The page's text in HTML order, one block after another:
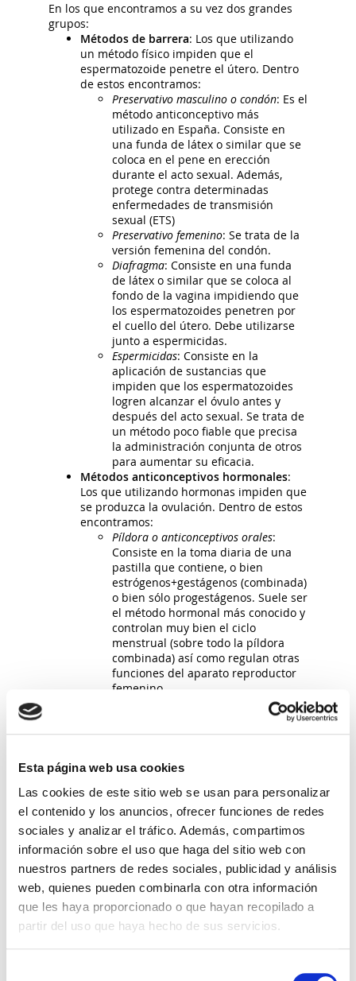
Esta página web usa cookies
Las cookies de este sitio web se usan para personalizar
el contenido y los anuncios, ofrecer funciones de redes
sociales y analizar el tráfico. Además, compartimos
información sobre el uso que haga del sitio web con
nuestros partners de redes sociales, publicidad y análisis
web, quienes pueden combinarla con otra información
que les haya proporcionado o que hayan recopilado a
partir del uso que haya hecho de sus servicios.
En los que encontramos a su vez dos grandes
grupos:
Métodos de barrera: Los que utilizando
un método físico impiden que el
espermatozoide penetre el útero. Dentro
de estos encontramos:
Preservativo masculino o condón: Es el
método anticonceptivo más
utilizado en España. Consiste en
una funda de látex o similar que se
coloca en el pene en erección
durante el acto sexual. Además,
protege contra determinadas
enfermedades de transmisión
sexual (ETS)
Preservativo femenino: Se trata de la
versión femenina del condón.
Diafragma: Consiste en una funda
de látex o similar que se coloca al
fondo de la vagina impidiendo que
los espermatozoides penetren por
el cuello del útero. Debe utilizarse
junto a espermicidas.
Espermicidas: Consiste en la
aplicación de sustancias que
impiden que los espermatozoides
logren alcanzar el óvulo antes y
después del acto sexual. Se trata de
un método poco fiable que precisa
la administración conjunta de otros
para aumentar su eficacia.
Métodos anticonceptivos hormonales:
Los que utilizando hormonas impiden que
se produzca la ovulación. Dentro de estos
encontramos:
Píldora o anticonceptivos orales:
Consiste en la toma diaria de una
pastilla que contiene, o bien
estrógenos+gestágenos (combinada)
o bien sólo progestágenos. Suele ser
el método hormonal más conocido y
controlan muy bien el ciclo
menstrual (sobre todo la píldora
combinada) así como regulan otras
funciones del aparato reproductor
femenino.
: Consiste en la
aplicación de un adhesivo sobre la
piel que libera hormonas
la piel limpia, seca y sin lesiones o
el parche cada semana.
Anillo vaginal: Consiste en la
aplicación de un dispositivo flexible
y transparente en la vagina. Este
libera de forma continuada
estrógenos y progesterona durante
3 semanas. Pasado este tiempo se
retira y tras la semana de descanso,
se puede colocar uno nuevo.
Inyección de progestina: Consiste en
cada 3 meses con el fin de evitar la